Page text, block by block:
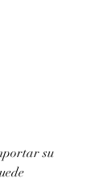
su